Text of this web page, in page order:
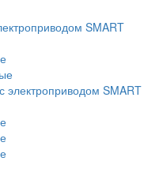
SMART
электроприводом SMART